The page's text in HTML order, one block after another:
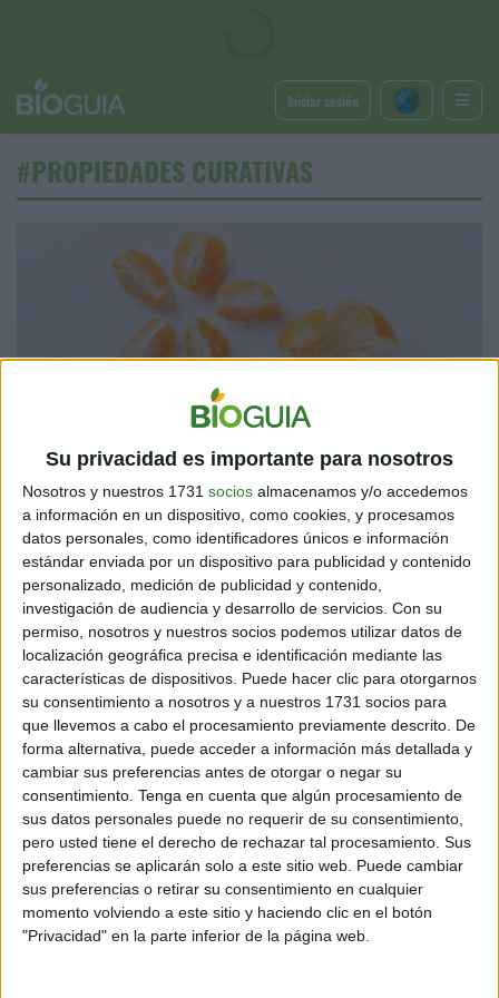
Su privacidad es importante para nosotros
Nosotros y nuestros 1731 socios almacenamos y/o accedemos
a información en un dispositivo, como cookies, y procesamos
datos personales, como identificadores únicos e información
estándar enviada por un dispositivo para publicidad y contenido
personalizado, medición de publicidad y contenido,
investigación de audiencia y desarrollo de servicios. Con su
permiso, nosotros y nuestros socios podemos utilizar datos de
localización geográfica precisa e identificación mediante las
características de dispositivos. Puede hacer clic para otorgarnos
su consentimiento a nosotros y a nuestros 1731 socios para
que llevemos a cabo el procesamiento previamente descrito. De
forma alternativa, puede acceder a información más detallada y
cambiar sus preferencias antes de otorgar o negar su
consentimiento. Tenga en cuenta que algún procesamiento de
sus datos personales puede no requerir de su consentimiento,
pero usted tiene el derecho de rechazar tal procesamiento. Sus
preferencias se aplicarán solo a este sitio web. Puede cambiar
sus preferencias o retirar su consentimiento en cualquier
momento volviendo a este sitio y haciendo clic en el botón
"Privacidad" en la parte inferior de la página web.
Iniciar sesión
#PROPIEDADES CURATIVAS
¿Cuál es el efecto del té de mandarina antes de dormir?
3 min| 27/12/2024
Si bien aún no se comprobaron los beneficios de la cáscara a la
hora del descanso, este cítrico cuenta con propiedades que la
hacen ideal para antes de acostarte. n
Inspirando el cambio
Contacto
Acerca de nosotros
Suscribete gratis a nuestro Newsletter